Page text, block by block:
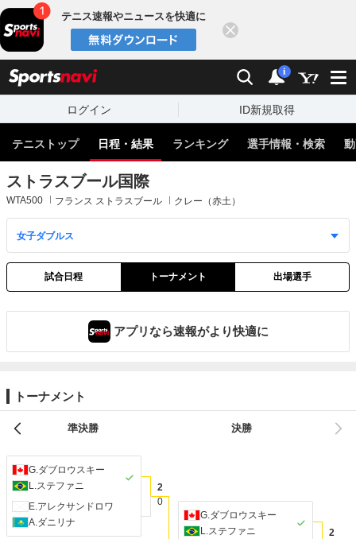
テニス速報やニュースを快適に
検索 通知
i
ログイン ID新規取得
テニストップ 日程・結果 ランキング 選手情報・検索
ストラスブール国際
WTA500 フランス ストラスブール クレー（赤土）
試合日程 トーナメント 出場選手
アプリなら速報がより快適に
トーナメント
準決勝 決勝
G.ダブロウスキー
L.ステファニ
E.アレクサンドロワ
A.ダニリナ
2
0
G.ダブロウスキー
L.ステファニ
2